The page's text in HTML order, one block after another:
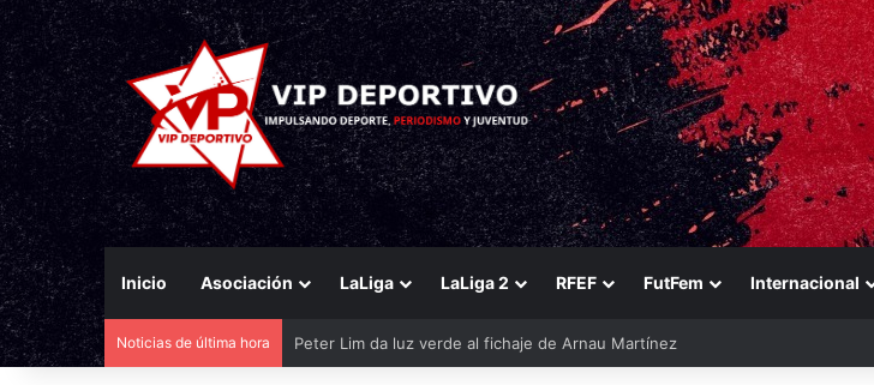
Inicio Asociación LaLiga LaLiga 2 RFEF FutFem Internacional
Noticias de última hora Peter Lim da luz verde al fichaje de Arnau Martínez